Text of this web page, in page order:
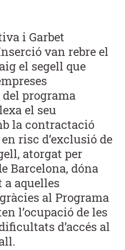
i Garbet
van rebre el
el segell que
del programa
el seu
la contractació
risc d’exclusió de
atorgat per
Barcelona, dóna
aquelles
al Programa
l’ocupació de les
d’accés al